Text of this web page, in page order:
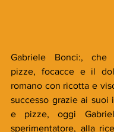
Gabriele Bonci:, che
pizze, focacce e il
romano con ricotta e
successo grazie ai suoi
e pizze, oggi
sperimentatore, alla